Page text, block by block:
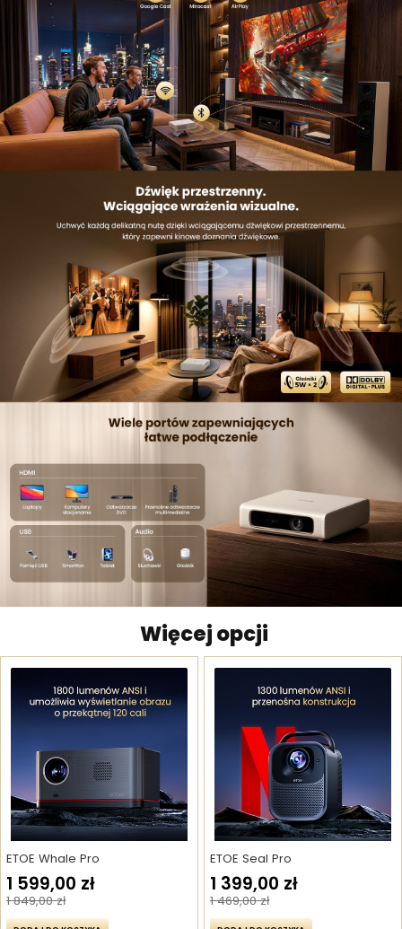
Więcej opcji
ETOE Whale Pro
1 599,00 zł
1 849,00 zł
ETOE Seal Pro
1 399,00 zł
1 469,00 zł